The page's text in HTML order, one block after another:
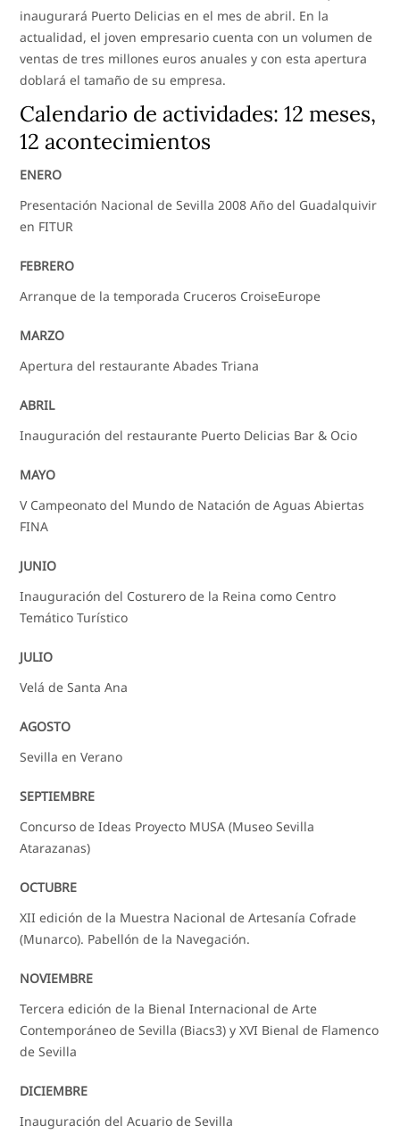
inaugurará Puerto Delicias en el mes de abril. En la
actualidad, el joven empresario cuenta con un volumen de
ventas de tres millones euros anuales y con esta apertura
doblará el tamaño de su empresa.
Calendario de actividades: 12 meses,
12 acontecimientos
ENERO
Presentación Nacional de Sevilla 2008 Año del Guadalquivir
en FITUR
FEBRERO
Arranque de la temporada Cruceros CroiseEurope
MARZO
Apertura del restaurante Abades Triana
ABRIL
Inauguración del restaurante Puerto Delicias Bar & Ocio
MAYO
V Campeonato del Mundo de Natación de Aguas Abiertas
FINA
JUNIO
Inauguración del Costurero de la Reina como Centro
Temático Turístico
JULIO
Velá de Santa Ana
AGOSTO
Sevilla en Verano
SEPTIEMBRE
Concurso de Ideas Proyecto MUSA (Museo Sevilla
Atarazanas)
OCTUBRE
XII edición de la Muestra Nacional de Artesanía Cofrade
(Munarco). Pabellón de la Navegación.
NOVIEMBRE
Tercera edición de la Bienal Internacional de Arte
Contemporáneo de Sevilla (Biacs3) y XVI Bienal de Flamenco
de Sevilla
DICIEMBRE
Inauguración del Acuario de Sevilla